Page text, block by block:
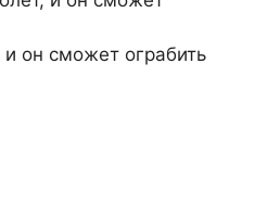
он сможет ограбить